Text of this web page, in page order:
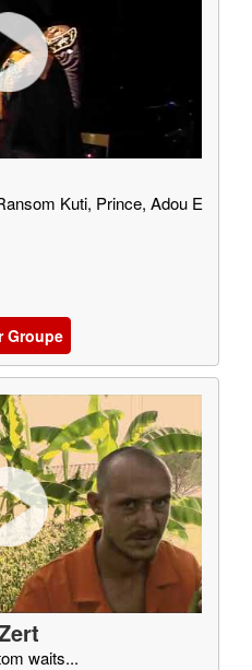
Kuti, Prince, Adou E
Groupe
waits...